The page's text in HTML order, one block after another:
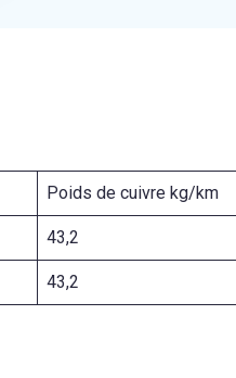
Poids de cuivre kg/km
43,2
43,2